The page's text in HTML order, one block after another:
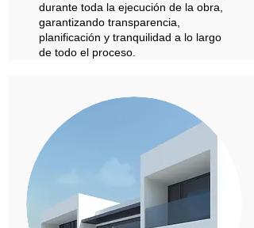
durante toda la ejecución de la obra,
garantizando transparencia,
planificación y tranquilidad a lo largo
de todo el proceso.